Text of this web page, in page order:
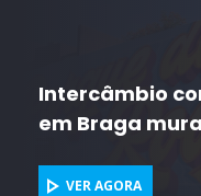
Intercâmbio
em Braga
VER AGORA